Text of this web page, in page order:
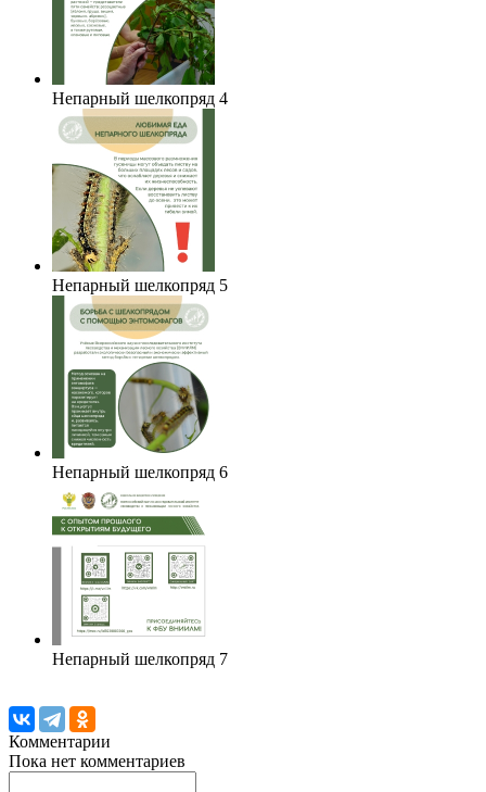
Непарный шелкопряд 4
Непарный шелкопряд 5
Непарный шелкопряд 6
Непарный шелкопряд 7
Комментарии
Пока нет комментариев